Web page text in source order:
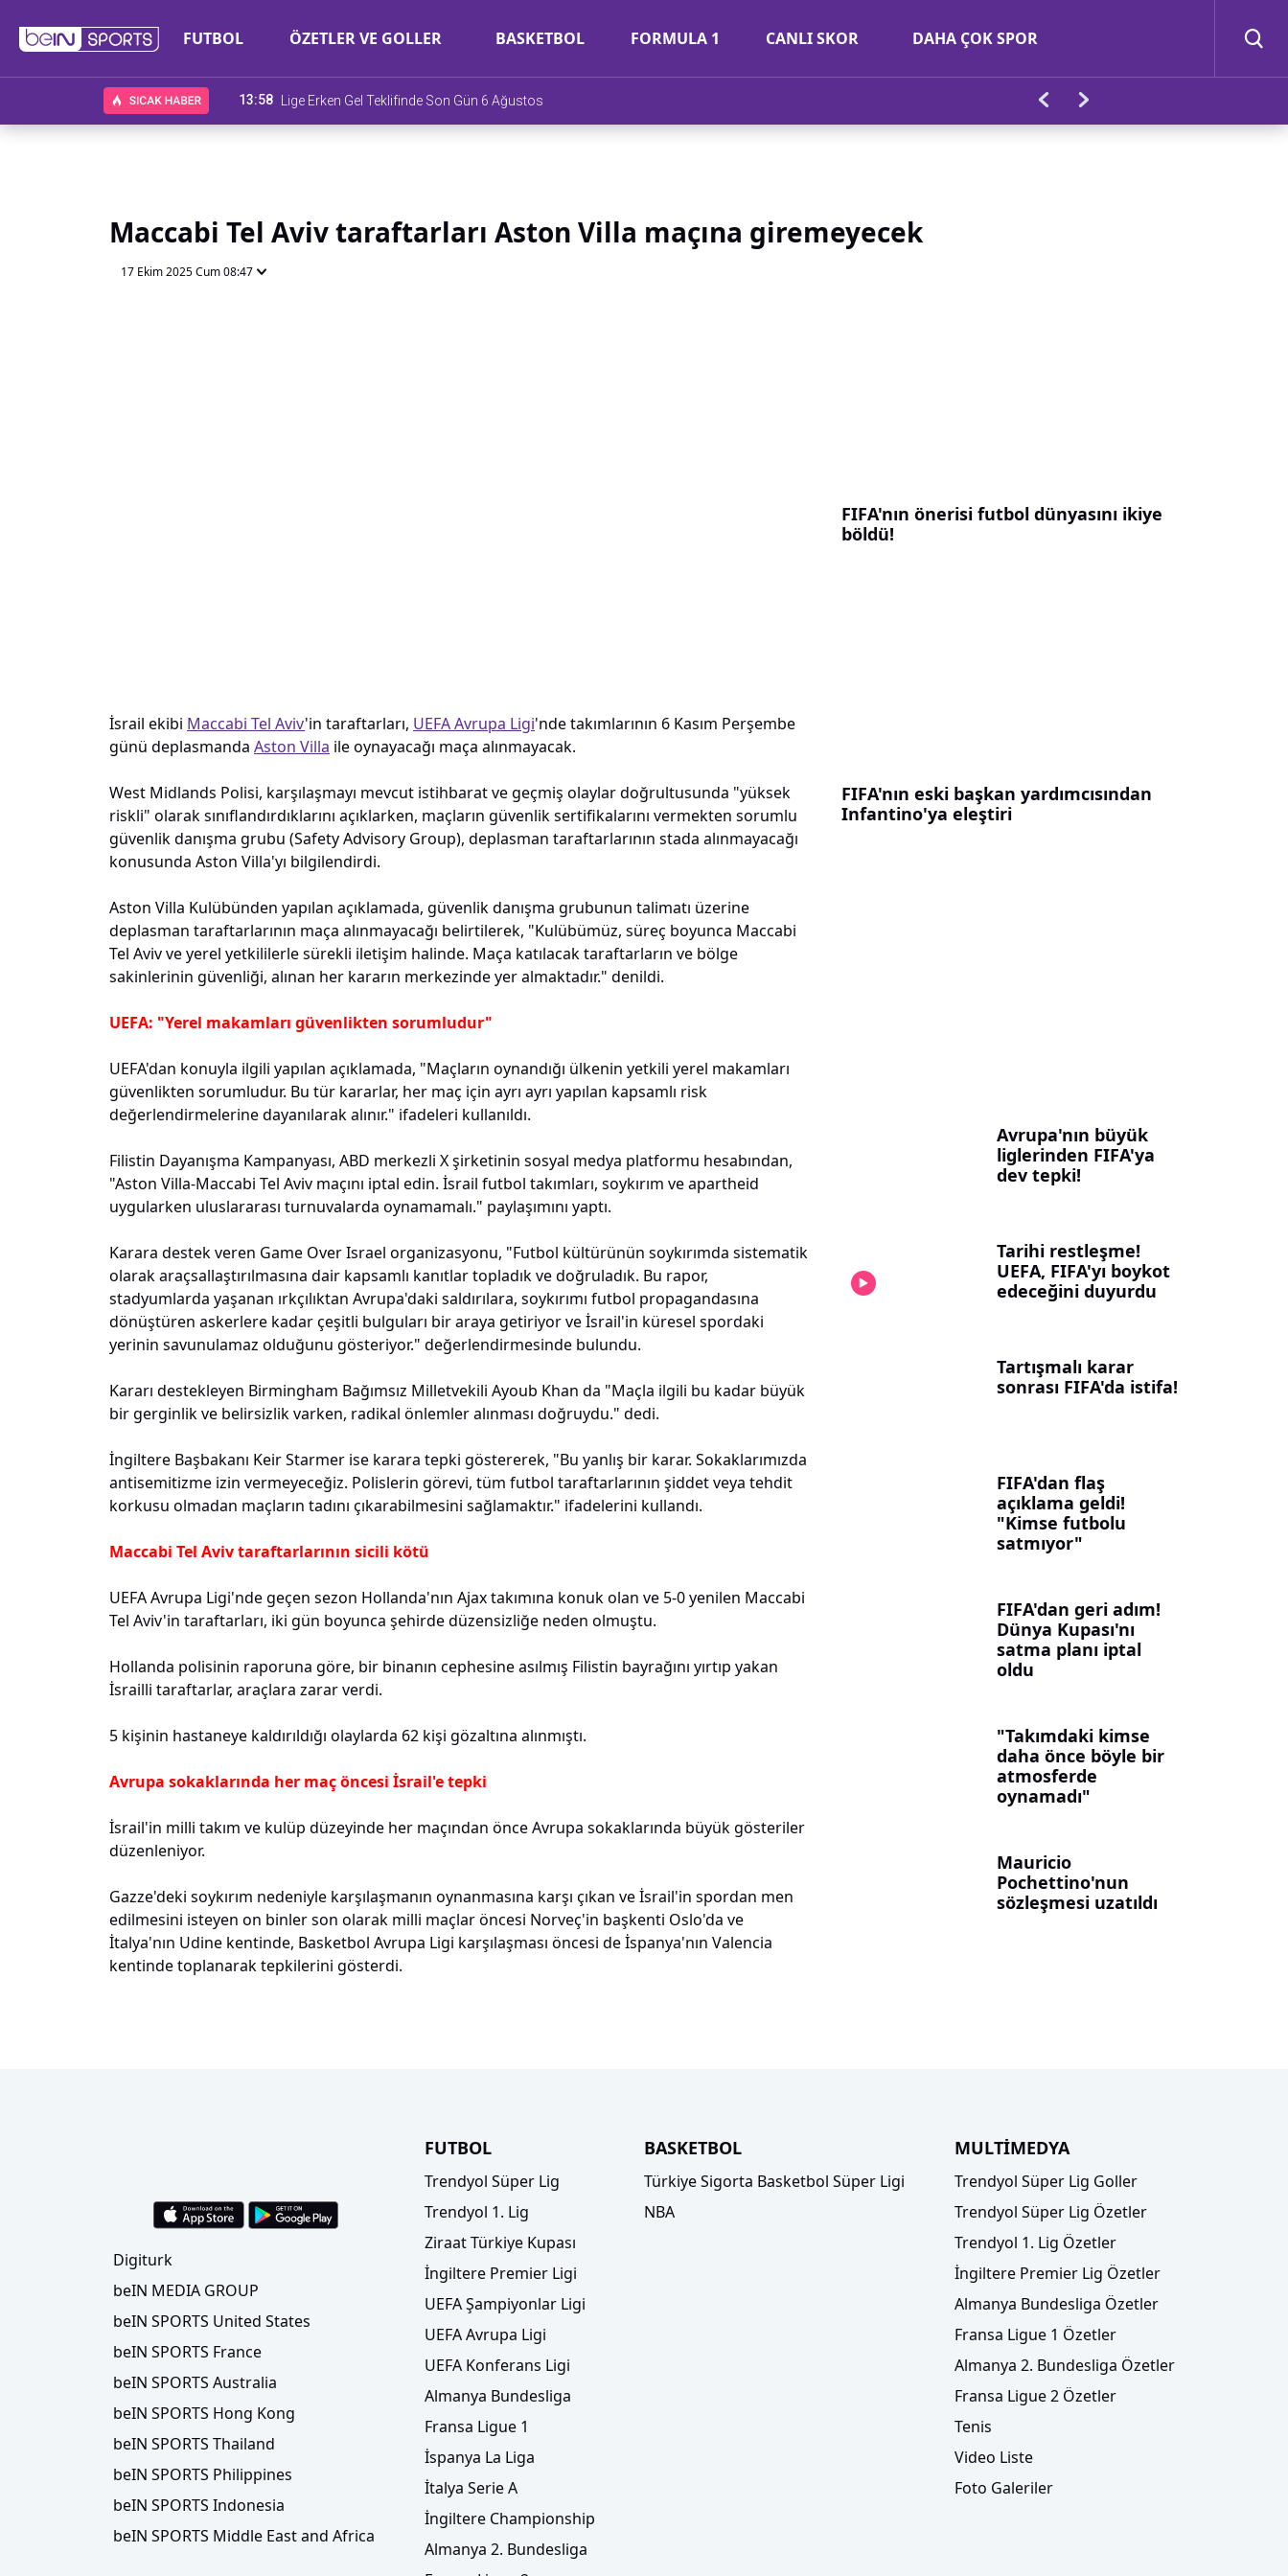
FUTBOL ÖZETLER VE GOLLER BASKETBOL FORMULA 1 CANLI SKOR DAHA ÇOK SPOR
13:58 Lige Erken Gel Teklifinde Son Gün 6 Ağustos
Maccabi Tel Aviv taraftarları Aston Villa maçına giremeyecek
17 Ekim 2025 Cum 08:47
İsrail ekibi Maccabi Tel Aviv'in taraftarları, UEFA Avrupa Ligi'nde takımlarının 6 Kasım Perşembe
günü deplasmanda Aston Villa ile oynayacağı maça alınmayacak.
West Midlands Polisi, karşılaşmayı mevcut istihbarat ve geçmiş olaylar doğrultusunda "yüksek
riskli" olarak sınıflandırdıklarını açıklarken, maçların güvenlik sertifikalarını vermekten sorumlu
güvenlik danışma grubu (Safety Advisory Group), deplasman taraftarlarının stada alınmayacağı
konusunda Aston Villa'yı bilgilendirdi.
Aston Villa Kulübünden yapılan açıklamada, güvenlik danışma grubunun talimatı üzerine
deplasman taraftarlarının maça alınmayacağı belirtilerek, "Kulübümüz, süreç boyunca Maccabi
Tel Aviv ve yerel yetkililerle sürekli iletişim halinde. Maça katılacak taraftarların ve bölge
sakinlerinin güvenliği, alınan her kararın merkezinde yer almaktadır." denildi.
UEFA: "Yerel makamları güvenlikten sorumludur"
UEFA'dan konuyla ilgili yapılan açıklamada, "Maçların oynandığı ülkenin yetkili yerel makamları
güvenlikten sorumludur. Bu tür kararlar, her maç için ayrı ayrı yapılan kapsamlı risk
değerlendirmelerine dayanılarak alınır." ifadeleri kullanıldı.
Filistin Dayanışma Kampanyası, ABD merkezli X şirketinin sosyal medya platformu hesabından,
"Aston Villa-Maccabi Tel Aviv maçını iptal edin. İsrail futbol takımları, soykırım ve apartheid
uygularken uluslararası turnuvalarda oynamamalı." paylaşımını yaptı.
Karara destek veren Game Over Israel organizasyonu, "Futbol kültürünün soykırımda sistematik
olarak araçsallaştırılmasına dair kapsamlı kanıtlar topladık ve doğruladık. Bu rapor,
stadyumlarda yaşanan ırkçılıktan Avrupa'daki saldırılara, soykırımı futbol propagandasına
dönüştüren askerlere kadar çeşitli bulguları bir araya getiriyor ve İsrail'in küresel spordaki
yerinin savunulamaz olduğunu gösteriyor." değerlendirmesinde bulundu.
Kararı destekleyen Birmingham Bağımsız Milletvekili Ayoub Khan da "Maçla ilgili bu kadar büyük
bir gerginlik ve belirsizlik varken, radikal önlemler alınması doğruydu." dedi.
İngiltere Başbakanı Keir Starmer ise karara tepki göstererek, "Bu yanlış bir karar. Sokaklarımızda
antisemitizme izin vermeyeceğiz. Polislerin görevi, tüm futbol taraftarlarının şiddet veya tehdit
korkusu olmadan maçların tadını çıkarabilmesini sağlamaktır." ifadelerini kullandı.
Maccabi Tel Aviv taraftarlarının sicili kötü
UEFA Avrupa Ligi'nde geçen sezon Hollanda'nın Ajax takımına konuk olan ve 5-0 yenilen Maccabi
Tel Aviv'in taraftarları, iki gün boyunca şehirde düzensizliğe neden olmuştu.
Hollanda polisinin raporuna göre, bir binanın cephesine asılmış Filistin bayrağını yırtıp yakan
İsrailli taraftarlar, araçlara zarar verdi.
5 kişinin hastaneye kaldırıldığı olaylarda 62 kişi gözaltına alınmıştı.
Avrupa sokaklarında her maç öncesi İsrail'e tepki
İsrail'in milli takım ve kulüp düzeyinde her maçından önce Avrupa sokaklarında büyük gösteriler
düzenleniyor.
Gazze'deki soykırım nedeniyle karşılaşmanın oynanmasına karşı çıkan ve İsrail'in spordan men
edilmesini isteyen on binler son olarak milli maçlar öncesi Norveç'in başkenti Oslo'da ve
İtalya'nın Udine kentinde, Basketbol Avrupa Ligi karşılaşması öncesi de İspanya'nın Valencia
kentinde toplanarak tepkilerini gösterdi.
FIFA'nın önerisi futbol dünyasını ikiye
böldü!
FIFA'nın eski başkan yardımcısından
Infantino'ya eleştiri
Avrupa'nın büyük
liglerinden FIFA'ya
dev tepki!
Tarihi restleşme!
UEFA, FIFA'yı boykot
edeceğini duyurdu
Tartışmalı karar
sonrası FIFA'da istifa!
FIFA'dan flaş
açıklama geldi!
"Kimse futbolu
satmıyor"
FIFA'dan geri adım!
Dünya Kupası'nı
satma planı iptal
oldu
"Takımdaki kimse
daha önce böyle bir
atmosferde
oynamadı"
Mauricio
Pochettino'nun
sözleşmesi uzatıldı
Digiturk
beIN MEDIA GROUP
beIN SPORTS United States
beIN SPORTS France
beIN SPORTS Australia
beIN SPORTS Hong Kong
beIN SPORTS Thailand
beIN SPORTS Philippines
beIN SPORTS Indonesia
beIN SPORTS Middle East and Africa
FUTBOL
Trendyol Süper Lig
Trendyol 1. Lig
Ziraat Türkiye Kupası
İngiltere Premier Ligi
UEFA Şampiyonlar Ligi
UEFA Avrupa Ligi
UEFA Konferans Ligi
Almanya Bundesliga
Fransa Ligue 1
İspanya La Liga
İtalya Serie A
İngiltere Championship
Almanya 2. Bundesliga
BASKETBOL
Türkiye Sigorta Basketbol Süper Ligi
NBA
MULTİMEDYA
Trendyol Süper Lig Goller
Trendyol Süper Lig Özetler
Trendyol 1. Lig Özetler
İngiltere Premier Lig Özetler
Almanya Bundesliga Özetler
Fransa Ligue 1 Özetler
Almanya 2. Bundesliga Özetler
Fransa Ligue 2 Özetler
Tenis
Video Liste
Foto Galeriler